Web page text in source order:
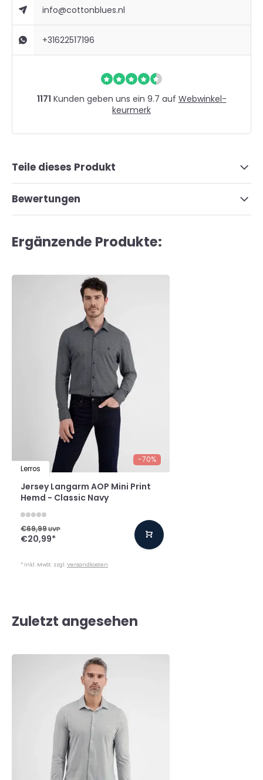
info@cottonblues.nl
+31622517196
1171 Kunden geben uns ein 9.7 auf Webwinkel-
keurmerk
Teile dieses Produkt
Bewertungen
Ergänzende Produkte:
-70%
Lerros
Jersey Langarm AOP Mini Print
Hemd - Classic Navy
€69,99UVP
€20,99*
* Inkl. MwSt. zzgl.Versandkosten
Zuletzt angesehen